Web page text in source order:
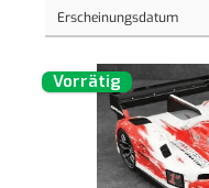
Vorrätig